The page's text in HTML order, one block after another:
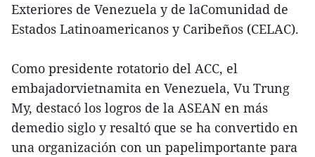
Exteriores de Venezuela y de laComunidad de
Estados Latinoamericanos y Caribeños (CELAC).
Como presidente rotatorio del ACC, el
embajadorvietnamita en Venezuela, Vu Trung
My, destacó los logros de la ASEAN en más
demedio siglo y resaltó que se ha convertido en
una organización con un papelimportante para